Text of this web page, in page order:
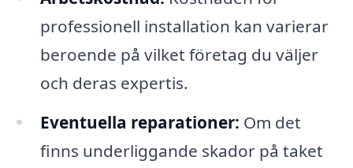
professionell installation kan varierar
beroende på vilket företag du väljer
och deras expertis.
Eventuella reparationer: Om det
finns underliggande skador på taket